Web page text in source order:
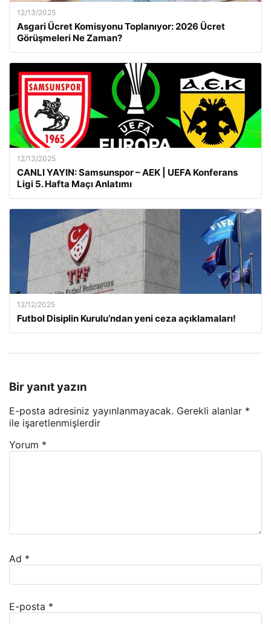
12/13/2025
Asgari Ücret Komisyonu Toplanıyor: 2026 Ücret
Görüşmeleri Ne Zaman?
12/13/2025
CANLI YAYIN: Samsunspor – AEK | UEFA Konferans
Ligi 5. Hafta Maçı Anlatımı
12/12/2025
Futbol Disiplin Kurulu’ndan yeni ceza açıklamaları!
Bir yanıt yazın
E-posta adresiniz yayınlanmayacak. Gerekli alanlar *
ile işaretlenmişlerdir
Yorum *
Ad *
E-posta *